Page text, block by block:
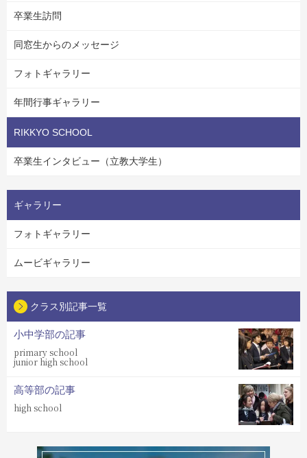
卒業生訪問
同窓生からのメッセージ
フォトギャラリー
年間行事ギャラリー
RIKKYO SCHOOL
卒業生インタビュー（立教大学生）
ギャラリー
フォトギャラリー
ムービギャラリー
クラス別記事一覧
小中学部の記事
primary school
junior high school
高等部の記事
high school